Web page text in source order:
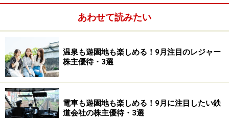
小林製薬＜4967＞です。株価は5465円（収録時）
製品詰め合わせがもらえます。利回り自体は4％に届き
ませんが、毎年増配していますし、何より2年くらい前
に株価がガクンと下がった位置にあります。
私も実は高いところで買って含み損の状態なのですが、
優待品をもらいながら株価の回復を気長に待つという作
あわせて読みたい
温泉も遊園地も楽しめる！9月注目のレジャー
株主優待・3選
電車も遊園地も楽しめる！9月に注目したい鉄
道会社の株主優待・3選